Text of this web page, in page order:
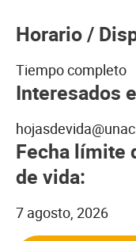
Horario /
Tiempo completo
Interesados
Fecha límite
de vida:
7 agosto, 2026